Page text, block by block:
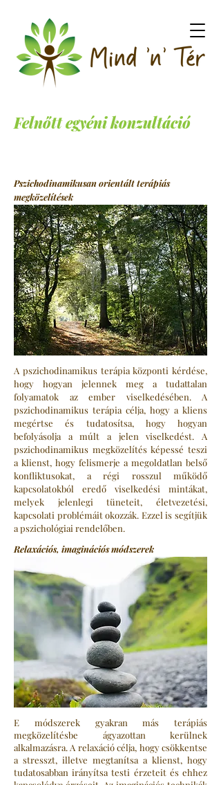
Felnőtt egyéni konzultáció
Pszichodinamikusan orientált terápiás
megközelítések
A pszichodinamikus terápia központi kérdése,
hogy hogyan jelennek meg a tudattalan
folyamatok az ember viselkedésében. A
pszichodinamikus terápia célja, hogy a kliens
megértse és tudatosítsa, hogy hogyan
befolyásolja a múlt a jelen viselkedést. A
pszichodinamikus megközelítés képessé teszi
a klienst, hogy felismerje a megoldatlan belső
konfliktusokat, a régi rosszul működő
kapcsolatokból eredő viselkedési mintákat,
melyek jelenlegi tüneteit, életvezetési,
kapcsolati problémáit okozzák. Ezzel is segítjük
a pszichológiai rendelőben.
Relaxációs, imaginációs módszerek
E módszerek gyakran más terápiás
megközelítésbe ágyazottan kerülnek
alkalmazásra. A relaxáció célja, hogy csökkentse
a stresszt, illetve megtanítsa a klienst, hogy
tudatosabban irányítsa testi érzeteit és ehhez